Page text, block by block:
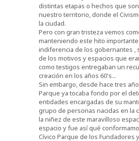
distintas etapas o hechos que
nuestro territorio, donde el
la ciudad.
Pero con gran tristeza vemos
manteniendo este hito
indiferencia de los gobernantes ,
de los motivos y espacios que
como testigos entregaban un
creación en los años 60's...
Sin embargo, desde hace tres
Parque ya tocaba fondo por el
entidades encargadas de su
grupo de personas nacidas en la
la niñez de este maravilloso
espacio y fue así qué
Cívico Parque de los Fundadores